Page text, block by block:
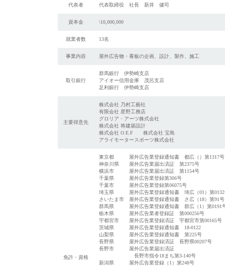
代表者 代表取締役 社長 新井 健司
資本金 \10,000,000
就業者数 13名
事業内容 屋外広告物・看板の企画、設計、製作、施工
取引銀行
群馬銀行 伊勢崎支店
アイオー信用金庫 茂呂支店
足利銀行 伊勢崎支店
主要得意先
株式会社 乃村工藝社
有限会社 星野工務店
グロリア・アーツ株式会社
株式会社 将建築設計
株式会社 O.E.F 株式会社 宝島
アライモータースポーツ株式会社
免許・資格
東京都 屋外広告業登録通知書 都広（）第1317号
神奈川県 屋外広告業届出済証 第2375号
横浜市 屋外広告業届出済証 第1154号
千葉県 屋外広告業登録第306号
千葉市 屋外広告業登録第06075号
埼玉県 屋外広告業登録通知書 埼広（01）第0132
さいたま市 屋外広告業登録通知書 さ広（18）第91号
群馬県 屋外広告業登録通知書 群広（1）第0191
栃木県 屋外広告業者登録証 第000256号
宇都宮市 屋外広告業登録済証 宇都宮市第00165号
茨城県 屋外広告業登録通知書 18-0122
山梨県 屋外広告業登録通知書 第225号
長野県 屋外広告業登録済証 長野県00207号
長野市 屋外広告業届出済証
長野市指令18まち第3-140号
新潟県 屋外広告業登録（1）第248号